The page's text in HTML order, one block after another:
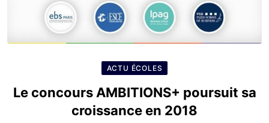
ACTU ÉCOLES
Le concours AMBITIONS+ poursuit sa
croissance en 2018